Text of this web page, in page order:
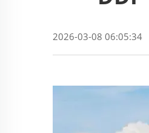
2026-03-08 06:05:34